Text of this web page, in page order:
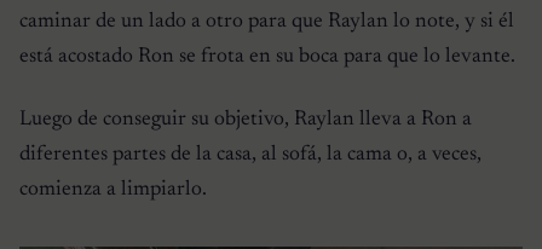
caminar de un lado a otro para que Raylan lo note, y si él
está acostado Ron se frota en su boca para que lo levante.
Luego de conseguir su objetivo, Raylan lleva a Ron a
diferentes partes de la casa, al sofá, la cama o, a veces,
comienza a limpiarlo.